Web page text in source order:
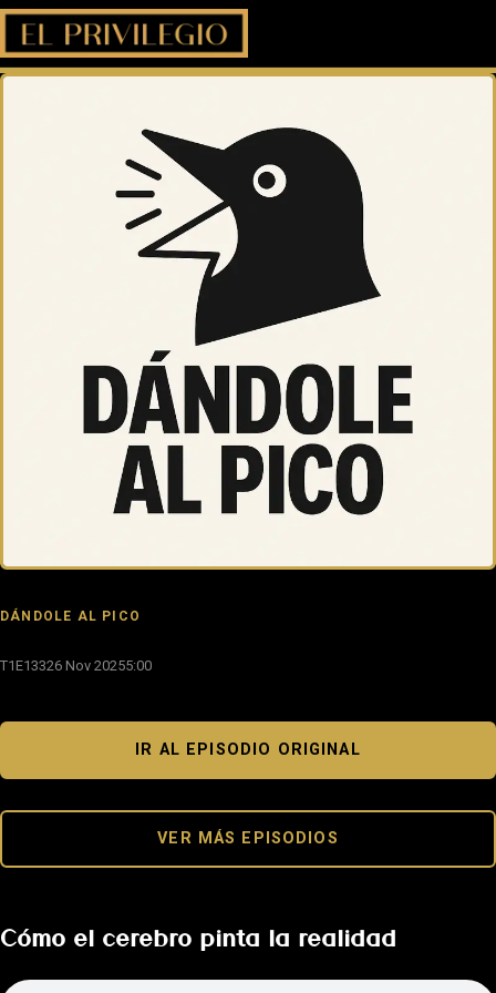
DÁNDOLE AL PICO
T1E13326 Nov 20255:00
IR AL EPISODIO ORIGINAL
VER MÁS EPISODIOS
Cómo el cerebro pinta la realidad